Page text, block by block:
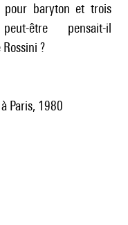
pour baryton et trois
être pensait-il
?
Paris, 1980